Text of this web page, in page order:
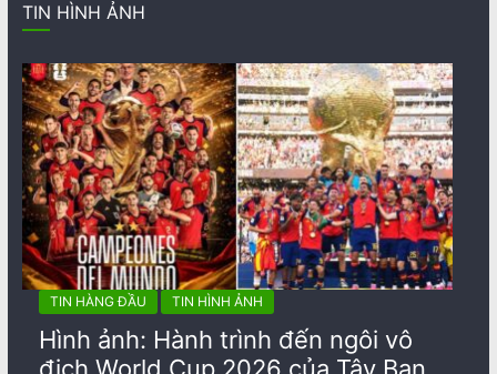
TIN HÌNH ẢNH
TIN HÀNG ĐẦU TIN HÌNH ẢNH
Hình ảnh: Hành trình đến ngôi vô